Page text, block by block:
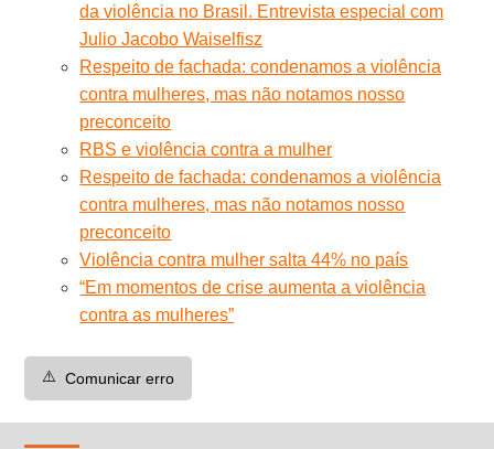
da violência no Brasil. Entrevista especial com
Julio Jacobo Waiselfisz
Respeito de fachada: condenamos a violência
contra mulheres, mas não notamos nosso
preconceito
RBS e violência contra a mulher
Respeito de fachada: condenamos a violência
contra mulheres, mas não notamos nosso
preconceito
Violência contra mulher salta 44% no país
“Em momentos de crise aumenta a violência
contra as mulheres”
⚠️ Comunicar erro